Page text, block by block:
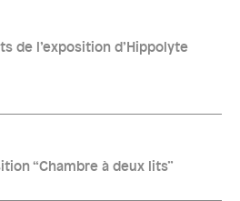
de l’exposition d’Hippolyte
“Chambre à deux lits”